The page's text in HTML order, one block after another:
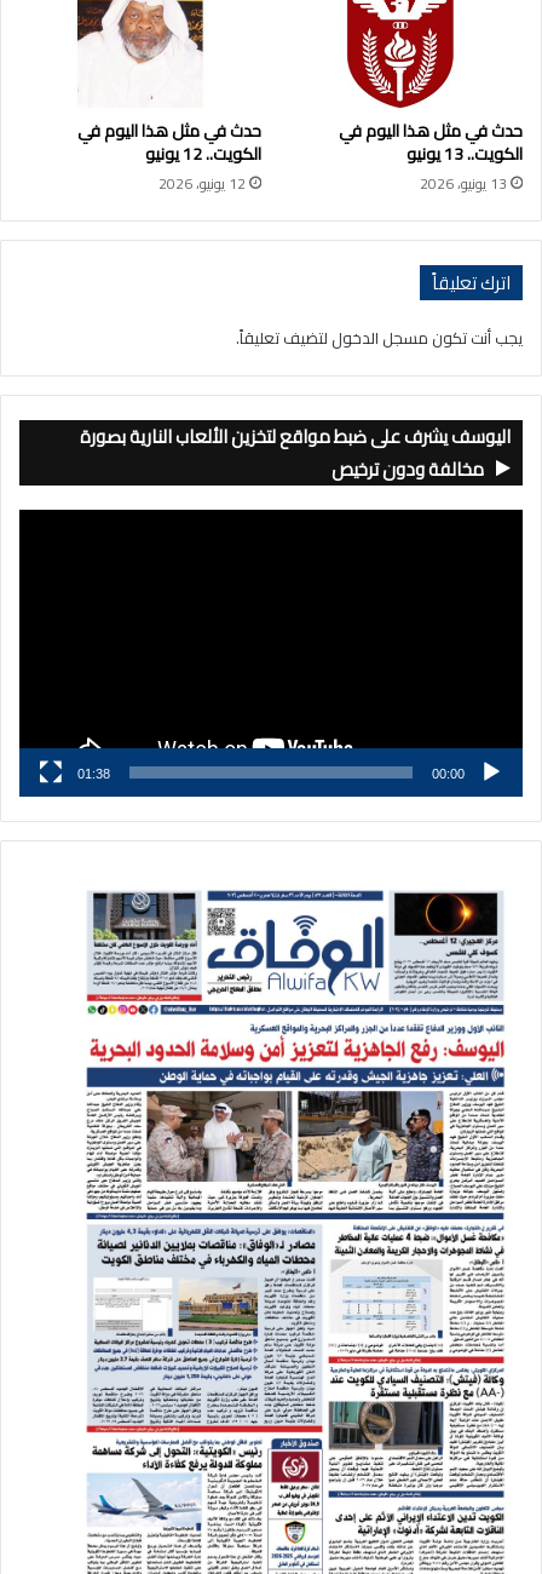
حدث في مثل هذا اليوم في
الكويت.. 13 يونيو
13 يونيو، 2026
حدث في مثل هذا اليوم في
الكويت.. 12 يونيو
12 يونيو، 2026
اترك تعليقاً
يجب أنت تكون مسجل الدخول لتضيف تعليقاً.
اليوسف يشرف على ضبط مواقع لتخزين الألعاب النارية بصورة
مخالفة ودون ترخيص
00:00
01:38